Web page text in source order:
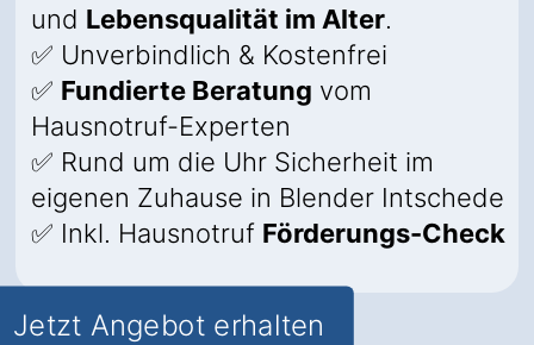
und Lebensqualität im Alter.
✅ Unverbindlich & Kostenfrei
✅ Fundierte Beratung vom
Hausnotruf-Experten
✅ Rund um die Uhr Sicherheit im
eigenen Zuhause in Blender Intschede
✅ Inkl. Hausnotruf Förderungs-Check
Jetzt Angebot erhalten